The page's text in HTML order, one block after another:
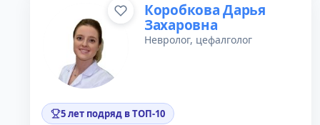
Коробкова Дарья
Захаровна
Невролог, цефалголог
5 лет подряд в ТОП-10